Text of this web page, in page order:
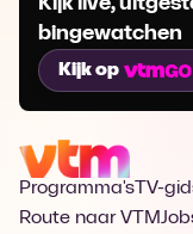
bingewatchen
Kijk op
Programma's TV-
Route naar VTM